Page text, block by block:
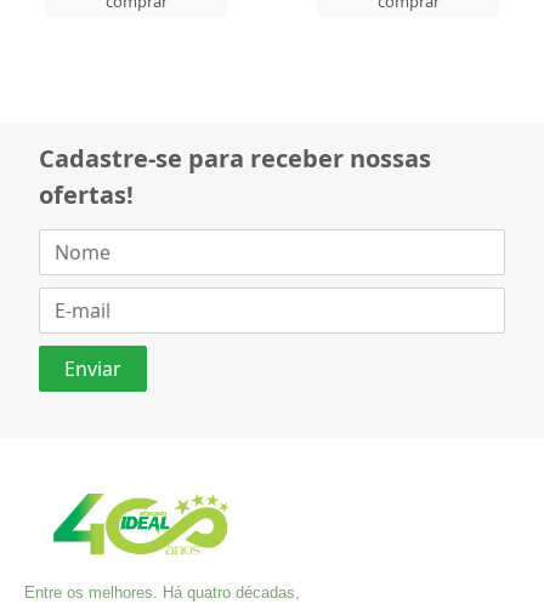
Cadastre-se para receber nossas
ofertas!
Entre os melhores. Há quatro décadas,